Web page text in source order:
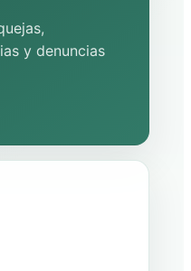
y denuncias